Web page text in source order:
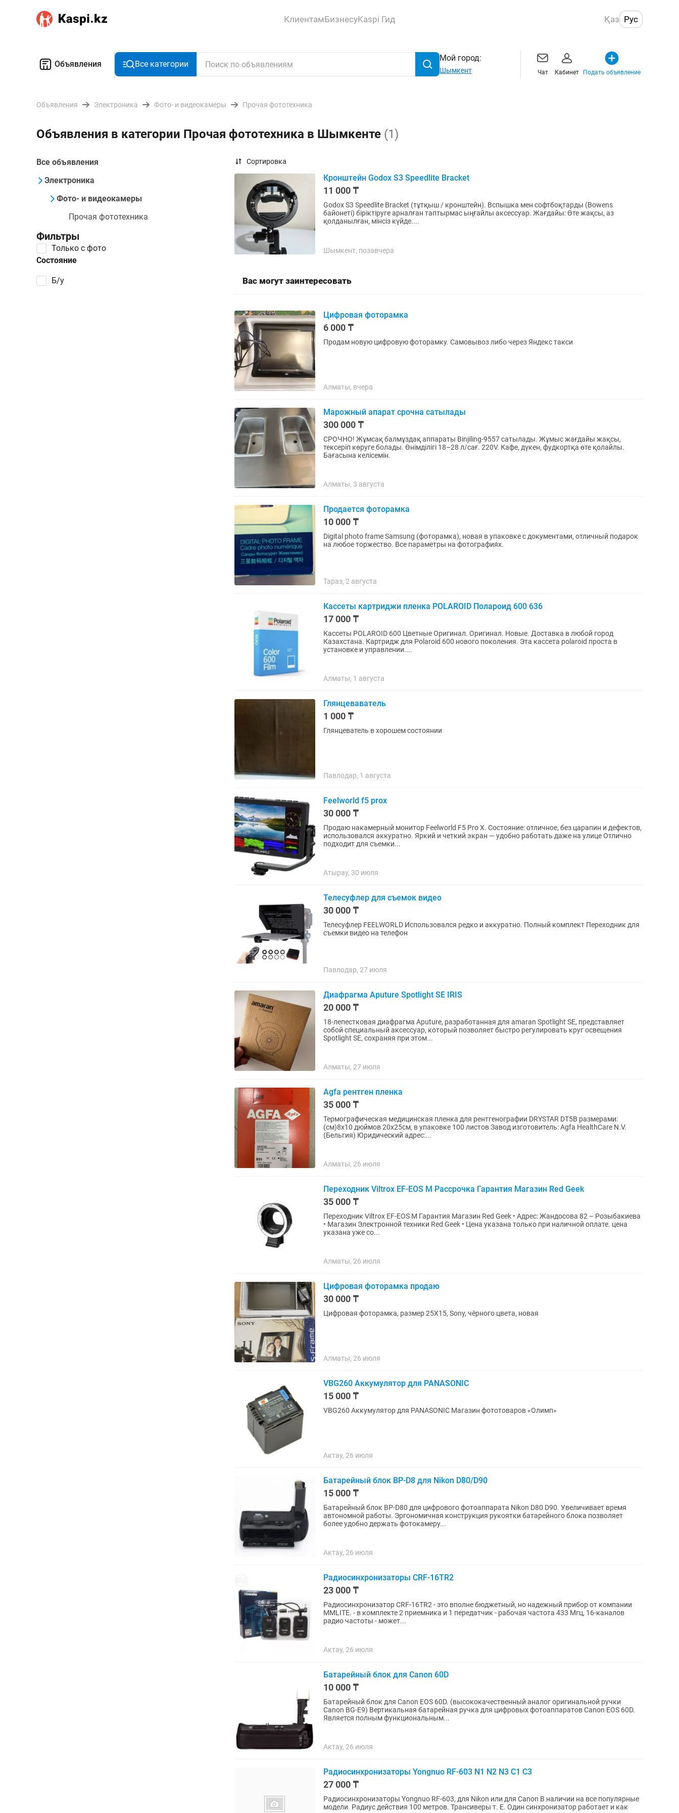
КлиентамБизнесуKaspi Гид Қаз Рус
Объявления Все категории
Мой город:
Шымкент Чат Кабинет Подать объявление
Объявления Электроника Фото- и видеокамеры Прочая фототехника
Объявления в категории Прочая фототехника в Шымкенте (1)
Все объявления
Электроника
Фото- и видеокамеры
Прочая фототехника
Фильтры
Состояние
Б/у
Только с фото
Сортировка
Кронштейн Godox S3 Speedlite Bracket
11 000 ₸
Godox S3 Speedlite Bracket (тұтқыш / кронштейн). Вспышка мен софтбоқтарды (Bowens
байонеті) біріктіруге арналған таптырмас ыңғайлы аксессуар. Жағдайы: Өте жақсы, аз
қолданылған, мінсіз күйде....
Шымкент, позавчера
Вас могут заинтересовать
Цифровая фоторамка
6 000 ₸
Продам новую цифровую фоторамку. Самовывоз либо через Яндекс такси
Алматы, вчера
Марожный апарат срочна сатылады
300 000 ₸
СРОЧНО! Жұмсақ балмұздақ аппараты Binjiling-9557 сатылады. Жұмыс жағдайы жақсы,
тексеріп көруге болады. Өнімділігі 18–28 л/сағ. 220V. Кафе, дүкен, фудкортқа өте қолайлы.
Бағасына келісемін.
Алматы, 3 августа
Продается фоторамка
10 000 ₸
Digital photo frame Samsung (фоторамка), новая в упаковке с документами, отличный подарок
на любое торжество. Все параметры на фотографиях.
Тараз, 2 августа
Кассеты картриджи пленка POLAROID Полароид 600 636
17 000 ₸
Кассеты POLAROID 600 Цветные Оригинал. Оригинал. Новые. Доставка в любой город
Казахстана. Картридж для Polaroid 600 нового поколения. Эта кассета polaroid проста в
установке и управлении....
Алматы, 1 августа
Глянцеваватель
1 000 ₸
Глянцеватель в хорошем состоянии
Павлодар, 1 августа
Feelworld f5 prox
30 000 ₸
Продаю накамерный монитор Feelworld F5 Pro X. Состояние: отличное, без царапин и дефектов,
использовался аккуратно. Яркий и четкий экран — удобно работать даже на улице Отлично
подходит для съемки...
Атырау, 30 июля
Телесуфлер для съемок видео
30 000 ₸
Телесуфлер FEELWORLD Использовался редко и аккуратно. Полный комплект Переходник для
съемки видео на телефон
Павлодар, 27 июля
Диафрагма Aputure Spotlight SE IRIS
20 000 ₸
18-лепестковая диафрагма Aputure, разработанная для amaran Spotlight SE, представляет
собой специальный аксессуар, который позволяет быстро регулировать круг освещения
Spotlight SE, сохраняя при этом...
Алматы, 27 июля
Agfa рентген пленка
35 000 ₸
Термографическая медицинская пленка для рентгенографии DRYSTAR DT5B размерами:
(см)8х10 дюймов 20х25см, в упаковке 100 листов Завод изготовитель: Agfa HealthCare N.V.
(Бельгия) Юридический адрес:...
Алматы, 26 июля
Переходник Viltrox EF-EOS M Рассрочка Гарантия Магазин Red Geek
35 000 ₸
Переходник Viltrox EF-EOS M Гарантия Магазин Red Geek • Адрес: Жандосова 82 – Розыбакиева
• Магазин Электронной техники Red Geek • Цена указана только при наличной оплате. цена
указана уже со...
Алматы, 26 июля
Цифровая фоторамка продаю
30 000 ₸
Цифровая фоторамка, размер 25Х15, Sony, чёрного цвета, новая
Алматы, 26 июля
VBG260 Аккумулятор для PANASONIC
15 000 ₸
VBG260 Аккумулятор для PANASONIC Магазин фототоваров «Олимп»
Актау, 26 июля
Батарейный блок BP-D8 для Nikon D80/D90
15 000 ₸
Батарейный блок BP-D80 для цифрового фотоаппарата Nikon D80 D90. Увеличивает время
автономной работы. Эргономичная конструкция рукоятки батарейного блока позволяет
более удобно держать фотокамеру...
Актау, 26 июля
Радиосинхронизаторы CRF-16TR2
23 000 ₸
Радиосинхронизатор CRF-16TR2 - это вполне бюджетный, но надежный прибор от компании
MMLITE. - в комплекте 2 приемника и 1 передатчик - рабочая частота 433 Мгц, 16-каналов
радио частоты - может...
Актау, 26 июля
Батарейный блок для Canon 60D
10 000 ₸
Батарейный блок для Canon EOS 60D. (высококачественный аналог оригинальной ручки
Canon BG-E9) Вертикальная батарейная ручка для цифровых фотоаппаратов Canon EOS 60D.
Является полным функциональным...
Актау, 26 июля
Радиосинхронизаторы Yongnuo RF-603 N1 N2 N3 C1 C3
27 000 ₸
Радиосинхронизаторы Yongnuo RF-603, для Nikon или для Сanon В наличии на все популярные
модели. Радиус действия 100 метров. Трансиверы т. Е. Один синхронизатор работает и как